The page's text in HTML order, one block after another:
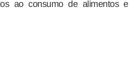
ao consumo de alimentos e